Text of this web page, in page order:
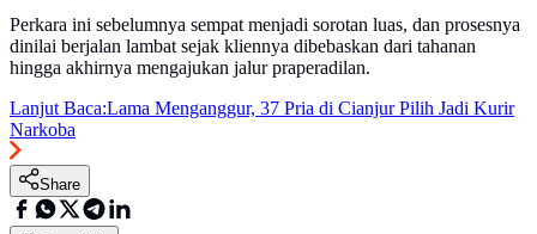
Perkara ini sebelumnya sempat menjadi sorotan luas, dan prosesnya
dinilai berjalan lambat sejak kliennya dibebaskan dari tahanan
hingga akhirnya mengajukan jalur praperadilan.
Lanjut Baca:Lama Menganggur, 37 Pria di Cianjur Pilih Jadi Kurir
Narkoba
Share